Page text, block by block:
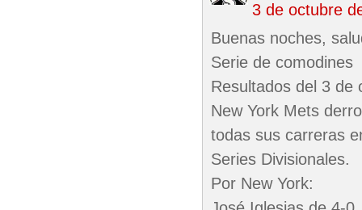
3 de octubre
Buenas noches,
Serie de comodines
Resultados del 3 de
New York Mets
todas sus carreras
Series Divisionales.
Por New York: